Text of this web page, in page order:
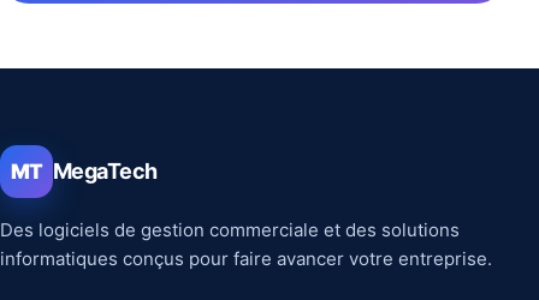
MT MegaTech
Des logiciels de gestion commerciale et des solutions
informatiques conçus pour faire avancer votre entreprise.